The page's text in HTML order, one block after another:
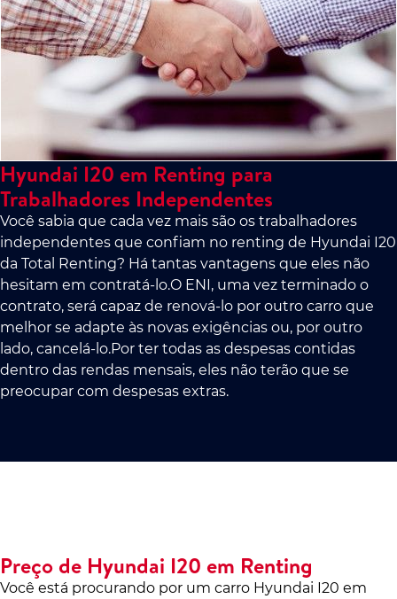
Hyundai I20 em Renting para
Trabalhadores Independentes
Você sabia que cada vez mais são os trabalhadores
independentes que confiam no renting de Hyundai I20
da Total Renting? Há tantas vantagens que eles não
hesitam em contratá-lo.O ENI, uma vez terminado o
contrato, será capaz de renová-lo por outro carro que
melhor se adapte às novas exigências ou, por outro
lado, cancelá-lo.Por ter todas as despesas contidas
dentro das rendas mensais, eles não terão que se
preocupar com despesas extras.
Preço de Hyundai I20 em Renting
Você está procurando por um carro Hyundai I20 em